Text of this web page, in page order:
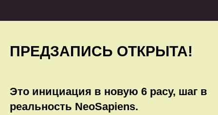
ПРЕДЗАПИСЬ ОТКРЫТА!
Это инициация в новую 6 расу, шаг в
реальность NeoSapiens.